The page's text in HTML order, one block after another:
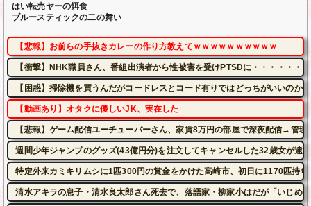
はい転売ヤーの餌食
ブルースティックの二の舞い
【悲報】お前らの手抜きカレーの作り方教えてｗｗｗｗｗｗｗｗｗｗ
【衝撃】NHK職員さん、番組出演者から性被害を受けPTSDに・・・・・・
【困惑】掃除機を買うんだがコードレスとコード有りではどっちがいいのか
【動画あり】オタクに優しいJK、実在した
【悲報】ゲーム配信ユーチューバーさん、家賃8万円の部屋で深夜配信→管
週間少年ジャンプのグッズ(43億円分)を注文してキャンセルした32歳女が逮捕
特定外来カミキリムシに1匹300円の賞金をかけた高崎市、初日に1170匹持ち
清水アキラの息子・清水良太郎さん死去で、落語家・柳家小はだが「いじめ